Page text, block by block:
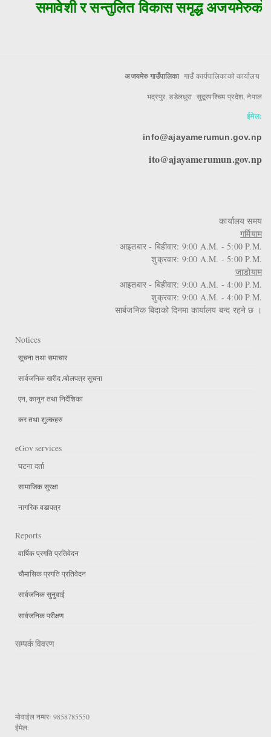
समावेशी र सन्तुलित विकास समृद्ध अजयमेरुको
अजयमेरु गाउँपालिका गाउँ कार्यपालिकाको कार्यालय
भद्रपुर, डडेलधुरा सुदूरपश्चिम प्रदेश, नेपाल
ईमेल:
info@ajayamerumun.gov.np
ito@ajayamerumun.gov.np
कार्यालय समय
गर्मियाम
आइतबार - बिहीवार: 9:00 A.M. - 5:00 P.M.
शुक्रवार: 9:00 A.M. - 5:00 P.M.
जाडोयाम
आइतबार - बिहीवार: 9:00 A.M. - 4:00 P.M.
शुक्रवार: 9:00 A.M. - 4:00 P.M.
सार्बजनिक बिदाको दिनमा कार्यालय बन्द रहने छ ।
Notices
सूचना तथा समाचार
सार्वजनिक खरीद /बोलपत्र सूचना
एन, कानुन तथा निर्देशिका
कर तथा शुल्कहरु
eGov services
घटना दर्ता
सामाजिक सुरक्षा
नागरिक वडापत्र
Reports
वार्षिक प्रगति प्रतिवेदन
चौमासिक प्रगति प्रतिवेदन
सार्वजनिक सुनुवाई
सार्वजनिक परीक्षण
सम्पर्क विवरण
मोवाईल नम्बरः 9858785550
ईमेल: